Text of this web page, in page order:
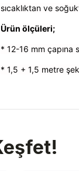
sıcaklıktan ve
Ürün ölçüleri;
* 12-16 mm çapına
* 1,5 + 1,5 metre